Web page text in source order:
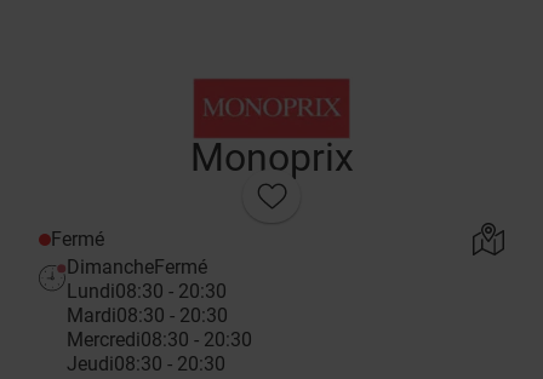
Monoprix
Fermé
DimancheFermé
Lundi08:30 - 20:30
Mardi08:30 - 20:30
Mercredi08:30 - 20:30
Jeudi08:30 - 20:30